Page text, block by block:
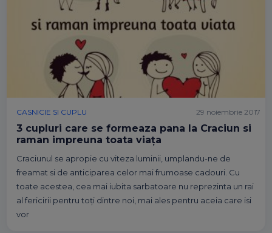
CASNICIE SI CUPLU
3 cupluri care se formeaza pana la Craciun si
raman impreuna toata viața
Craciunul se apropie cu viteza luminii, umplandu-ne de
freamat si de anticiparea celor mai frumoase cadouri. Cu
toate acestea, cea mai iubita sarbatoare nu reprezinta un rai
al fericirii pentru toți dintre noi, mai ales pentru aceia care isi
vor
29 noiembrie 2017